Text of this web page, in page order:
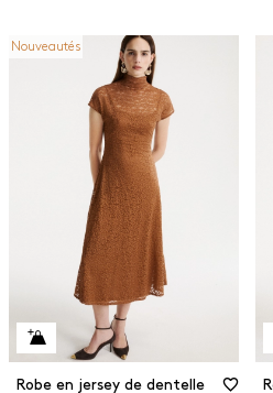
Nouveautés
Robe en jersey de dentelle